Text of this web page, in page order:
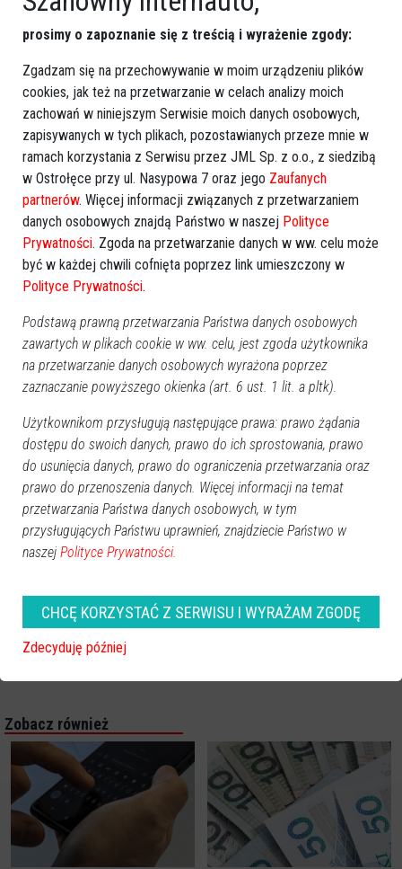
REKLAMA
Więcej o:ZUS,dyżury telefoniczne
Zobacz również
prosimy o zapoznanie się z treścią i wyrażenie zgody:
Zgadzam się na przechowywanie w moim urządzeniu plików
cookies, jak też na przetwarzanie w celach analizy moich
zachowań w niniejszym Serwisie moich danych osobowych,
zapisywanych w tych plikach, pozostawianych przeze mnie w
ramach korzystania z Serwisu przez JML Sp. z o.o., z siedzibą
w Ostrołęce przy ul. Nasypowa 7 oraz jego Zaufanych
partnerów. Więcej informacji związanych z przetwarzaniem
danych osobowych znajdą Państwo w naszej Polityce
Prywatności. Zgoda na przetwarzanie danych w ww. celu może
być w każdej chwili cofnięta poprzez link umieszczony w
Polityce Prywatności.
Podstawą prawną przetwarzania Państwa danych osobowych
zawartych w plikach cookie w ww. celu, jest zgoda użytkownika
na przetwarzanie danych osobowych wyrażona poprzez
zaznaczanie powyższego okienka (art. 6 ust. 1 lit. a pltk).
Użytkownikom przysługują następujące prawa: prawo żądania
dostępu do swoich danych, prawo do ich sprostowania, prawo
do usunięcia danych, prawo do ograniczenia przetwarzania oraz
prawo do przenoszenia danych. Więcej informacji na temat
przetwarzania Państwa danych osobowych, w tym
przysługujących Państwu uprawnień, znajdziecie Państwo w
naszej Polityce Prywatności.
CHCĘ KORZYSTAĆ Z SERWISU I WYRAŻAM ZGODĘ
Zdecyduję później